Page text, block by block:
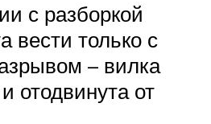
с разборкой
вести только с
– вилка
отодвинута от